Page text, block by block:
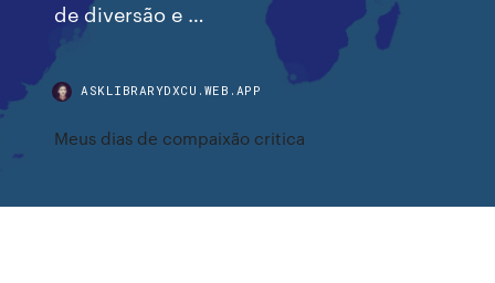
de diversão e …
ASKLIBRARYDXCU.WEB.APP
Meus dias de compaixão critica